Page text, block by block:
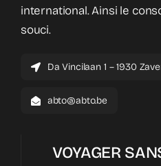
international. Ainsi le
souci.
Da Vincilaan 1 – 1930
abto@abto.be
VOYAGER